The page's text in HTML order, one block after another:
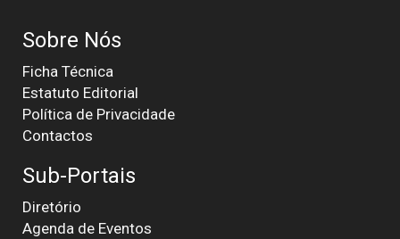
Sobre Nós
Ficha Técnica
Estatuto Editorial
Política de Privacidade
Contactos
Sub-Portais
Diretório
Agenda de Eventos